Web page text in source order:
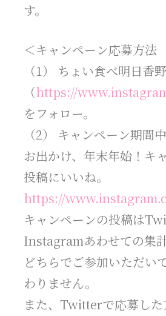
す。
＜キャンペーン応募方
（1） ちょい食べ明日香
（https://
をフォロー。
（2） キャンペーン期間
お出かけ、年末年始！キ
投稿にいいね。
https://
キャンペーンの投稿は
Instagramあわせての集計
どちらでご参加いただい
わりません。
また、Twitterで応募した